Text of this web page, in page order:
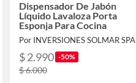
Dispensador De Jabón
Líquido Lavaloza Porta
Esponja Para Cocina
Por INVERSIONES SOLMAR SPA
$ 2.990 -50%
$ 6.000